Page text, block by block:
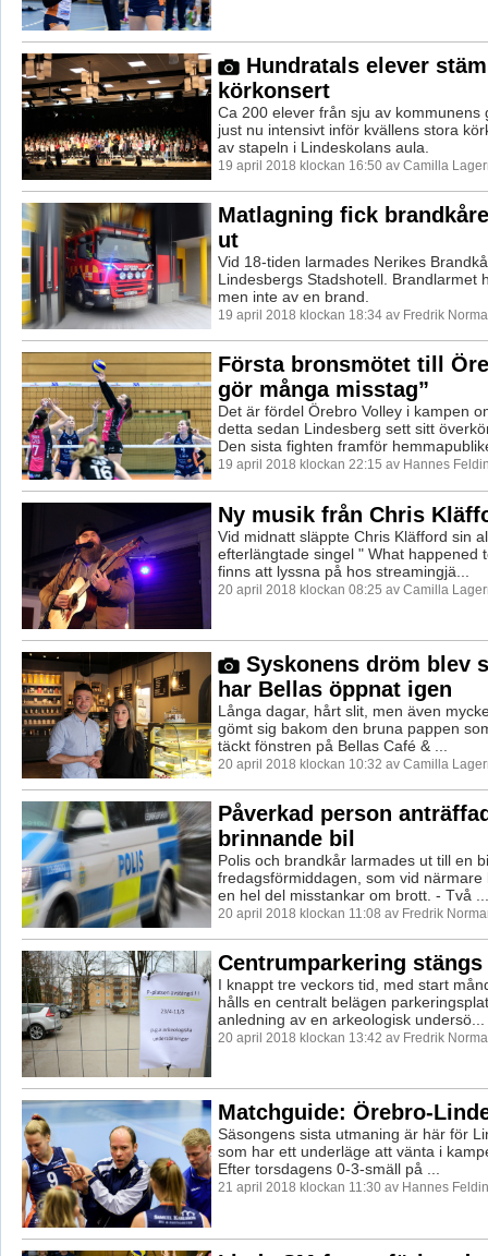
Hundratals elever
körkonsert
Ca 200 elever från sju av kommunens
just nu intensivt inför kvällens stora
av stapeln i Lindeskolans aula.
19 april 2018 klockan 16:50 av Camilla
Matlagning fick
ut
Vid 18-tiden larmades Nerikes
Lindesbergs Stadshotell. Brandlarmet
men inte av en brand.
19 april 2018 klockan 18:34 av Fredrik
Första bronsmötet till
gör många misstag”
Det är fördel Örebro Volley i kampen
detta sedan Lindesberg sett sitt
Den sista fighten framför
19 april 2018 klockan 22:15 av Hannes
Ny musik från Chris
Vid midnatt släppte Chris Kläfford sin
efterlängtade singel " What happened
finns att lyssna på hos streamingjä...
20 april 2018 klockan 08:25 av Camilla
Syskonens dröm blev
har Bellas öppnat igen
Långa dagar, hårt slit, men även
gömt sig bakom den bruna pappen
täckt fönstren på Bellas Café & ...
20 april 2018 klockan 10:32 av Camilla
Påverkad person
brinnande bil
Polis och brandkår larmades ut till en
fredagsförmiddagen, som vid närmare
en hel del misstankar om brott. - Två ...
20 april 2018 klockan 11:08 av Fredrik
Centrumparkering stängs
I knappt tre veckors tid, med start
hålls en centralt belägen
anledning av en arkeologisk undersö...
20 april 2018 klockan 13:42 av Fredrik
Matchguide: Örebro-
Säsongens sista utmaning är här för
som har ett underläge att vänta i
Efter torsdagens 0-3-smäll på ...
21 april 2018 klockan 11:30 av Hannes